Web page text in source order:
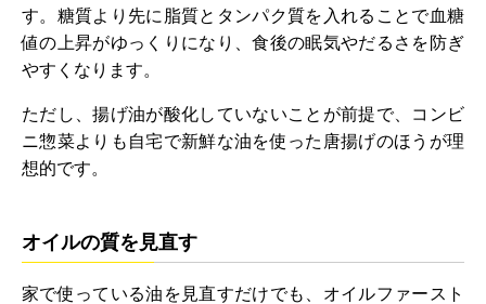
す。糖質より先に脂質とタンパク質を入れることで血糖
値の上昇がゆっくりになり、食後の眠気やだるさを防ぎ
やすくなります。
ただし、揚げ油が酸化していないことが前提で、コンビ
ニ惣菜よりも自宅で新鮮な油を使った唐揚げのほうが理
想的です。
オイルの質を見直す
家で使っている油を見直すだけでも、オイルファースト